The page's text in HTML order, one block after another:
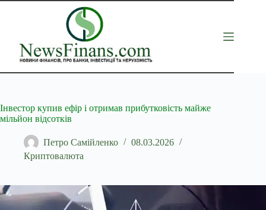
Перейти
Інвестор купив ефір і отримав прибутковість майже
мільйон відсотків
Петро Самійленко
08.03.2026
Криптовалюта